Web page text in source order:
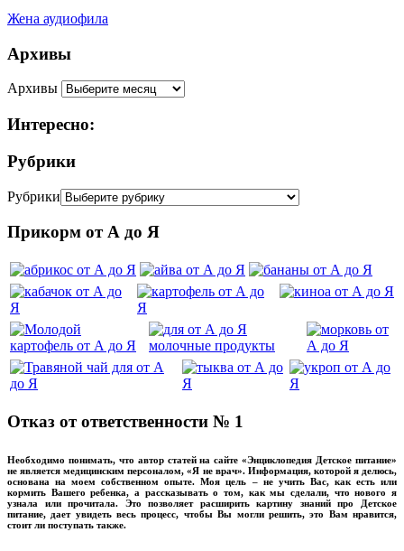
Жена аудиофила
Архивы
Архивы
Интересно:
Рубрики
Рубрики
Прикорм от А до Я
Отказ от ответственности № 1
Необходимо понимать, что автор статей на сайте «Энциклопедия Детское питание»
не является медицинским персоналом, «Я не врач». Информация, которой я делюсь,
основана на моем собственном опыте. Моя цель – не учить Вас, как есть или
кормить Вашего ребенка, а рассказывать о том, как мы сделали, что нового я
узнала или прочитала. Это позволяет расширить картину знаний про Детское
питание, дает увидеть весь процесс, чтобы Вы могли решить, это Вам нравится,
стоит ли поступать также.